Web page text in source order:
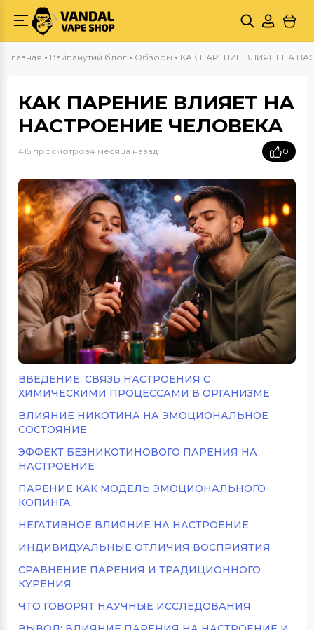
Главная Вайпанутий блог Обзоры КАК ПАРЕНИЕ ВЛИЯЕТ НА
КАК ПАРЕНИЕ ВЛИЯЕТ НА
НАСТРОЕНИЕ ЧЕЛОВЕКА
415 просмотров4 месяца назад 0
ВВЕДЕНИЕ: СВЯЗЬ НАСТРОЕНИЯ С
ХИМИЧЕСКИМИ ПРОЦЕССАМИ В ОРГАНИЗМЕ
ВЛИЯНИЕ НИКОТИНА НА ЭМОЦИОНАЛЬНОЕ
СОСТОЯНИЕ
ЭФФЕКТ БЕЗНИКОТИНОВОГО ПАРЕНИЯ НА
НАСТРОЕНИЕ
ПАРЕНИЕ КАК МОДЕЛЬ ЭМОЦИОНАЛЬНОГО
КОПИНГА
НЕГАТИВНОЕ ВЛИЯНИЕ НА НАСТРОЕНИЕ
ИНДИВИДУАЛЬНЫЕ ОТЛИЧИЯ ВОСПРИЯТИЯ
СРАВНЕНИЕ ПАРЕНИЯ И ТРАДИЦИОННОГО
КУРЕНИЯ
ЧТО ГОВОРЯТ НАУЧНЫЕ ИССЛЕДОВАНИЯ